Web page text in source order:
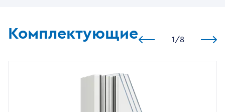
Комплектующие 1 /8